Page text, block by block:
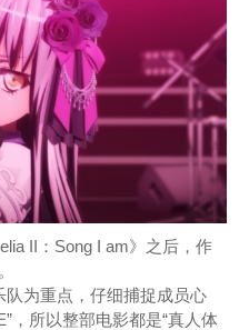
II：Song I am》之后，作
队为重点，仔细捕捉成员心
，所以整部电影都是“真人体